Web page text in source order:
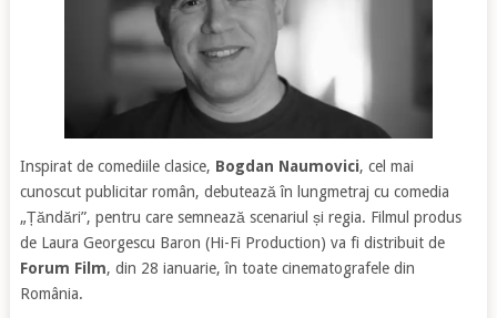
Inspirat de comediile clasice, Bogdan Naumovici, cel mai
cunoscut publicitar român, debutează în lungmetraj cu comedia
„Țăndări”, pentru care semnează scenariul și regia. Filmul produs
de Laura Georgescu Baron (Hi-Fi Production) va fi distribuit de
Forum Film, din 28 ianuarie, în toate cinematografele din
România.